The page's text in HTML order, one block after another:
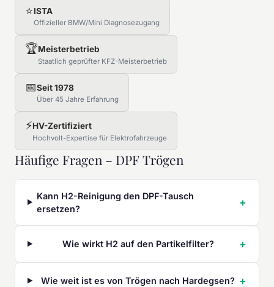
⭐ISTA
Offizieller BMW/Mini Diagnosezugang
🏆Meisterbetrieb
Staatlich geprüfter KFZ-Meisterbetrieb
📅Seit 1978
Über 45 Jahre Erfahrung
⚡HV-Zertifiziert
Hochvolt-Expertise für Elektrofahrzeuge
Häufige Fragen – DPF Trögen
Kann H2-Reinigung den DPF-Tausch
ersetzen?
Wie wirkt H2 auf den Partikelfilter?
Wie weit ist es von Trögen nach Hardegsen?